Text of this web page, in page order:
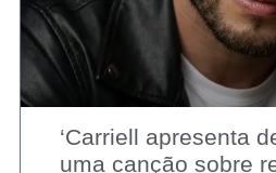
‘Carriell apresenta
uma canção sobre